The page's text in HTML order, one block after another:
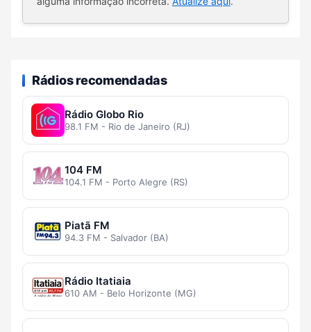
Rádios recomendadas
Rádio Globo Rio
98.1 FM - Rio de Janeiro (RJ)
104 FM
104.1 FM - Porto Alegre (RS)
Piatã FM
94.3 FM - Salvador (BA)
Rádio Itatiaia
610 AM - Belo Horizonte (MG)